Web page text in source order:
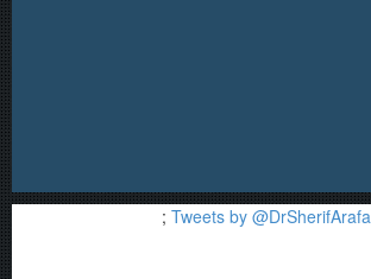
Tweets by @DrSherifArafa
;